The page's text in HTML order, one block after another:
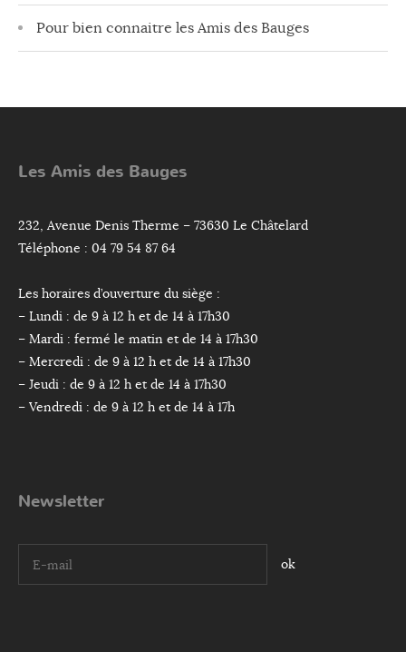
Pour bien connaitre les Amis des Bauges
Les Amis des Bauges
232, Avenue Denis Therme – 73630 Le Châtelard
Téléphone : 04 79 54 87 64
Les horaires d’ouverture du siège :
– Lundi : de 9 à 12 h et de 14 à 17h30
– Mardi : fermé le matin et de 14 à 17h30
– Mercredi : de 9 à 12 h et de 14 à 17h30
– Jeudi : de 9 à 12 h et de 14 à 17h30
– Vendredi : de 9 à 12 h et de 14 à 17h
Newsletter
I agree terms and conditions.*